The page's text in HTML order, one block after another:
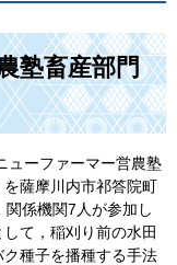
塾畜産部門
ューファーマー営農塾
薩摩川内市祁答院町
係機関7人が参加し
て，稲刈り前の水田
種子を播種する手法